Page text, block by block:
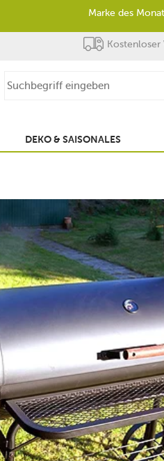
Kostenloser
DEKO & SAISONALES
Marke des